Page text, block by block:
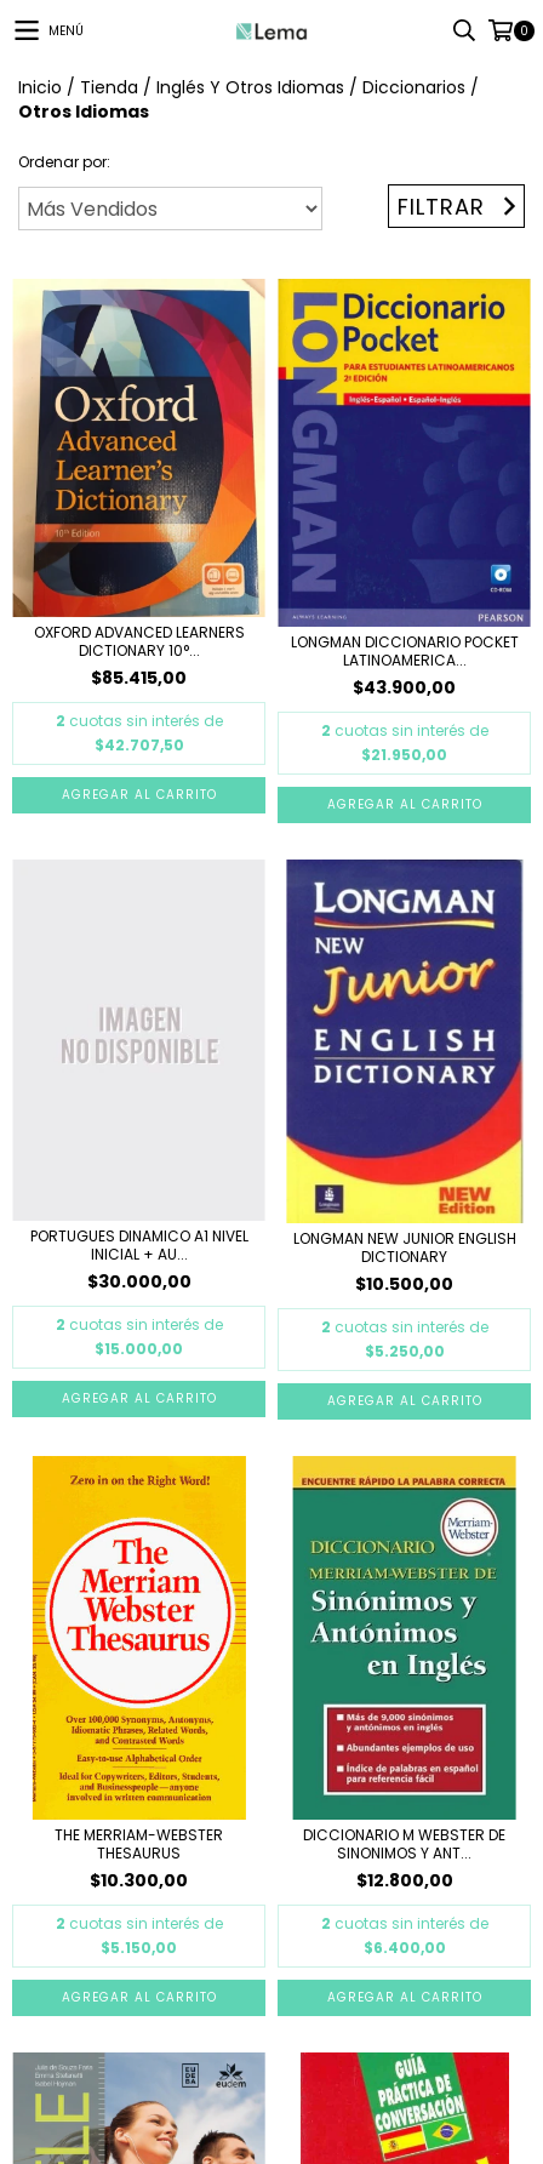
MENÚ 0
Inicio / Tienda / Inglés Y Otros Idiomas / Diccionarios /
Otros Idiomas
Ordenar por:
FILTRAR
OXFORD ADVANCED LEARNERS
DICTIONARY 10°...
$85.415,00
2 cuotas sin interés de
$42.707,50
LONGMAN DICCIONARIO POCKET
LATINOAMERICA...
$43.900,00
2 cuotas sin interés de
$21.950,00
PORTUGUES DINAMICO A1 NIVEL
INICIAL + AU...
$30.000,00
2 cuotas sin interés de
$15.000,00
LONGMAN NEW JUNIOR ENGLISH
DICTIONARY
$10.500,00
2 cuotas sin interés de
$5.250,00
THE MERRIAM-WEBSTER
THESAURUS
$10.300,00
2 cuotas sin interés de
$5.150,00
DICCIONARIO M WEBSTER DE
SINONIMOS Y ANT...
$12.800,00
2 cuotas sin interés de
$6.400,00